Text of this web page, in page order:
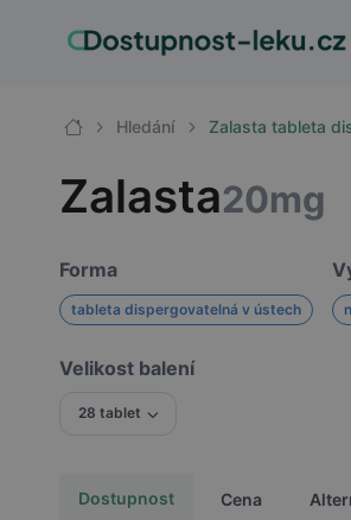
Hledání Zalasta tableta
Zalasta20mg
Forma
tableta dispergovatelná v ústech
Velikost balení
28 tablet
Dostupnost Cena